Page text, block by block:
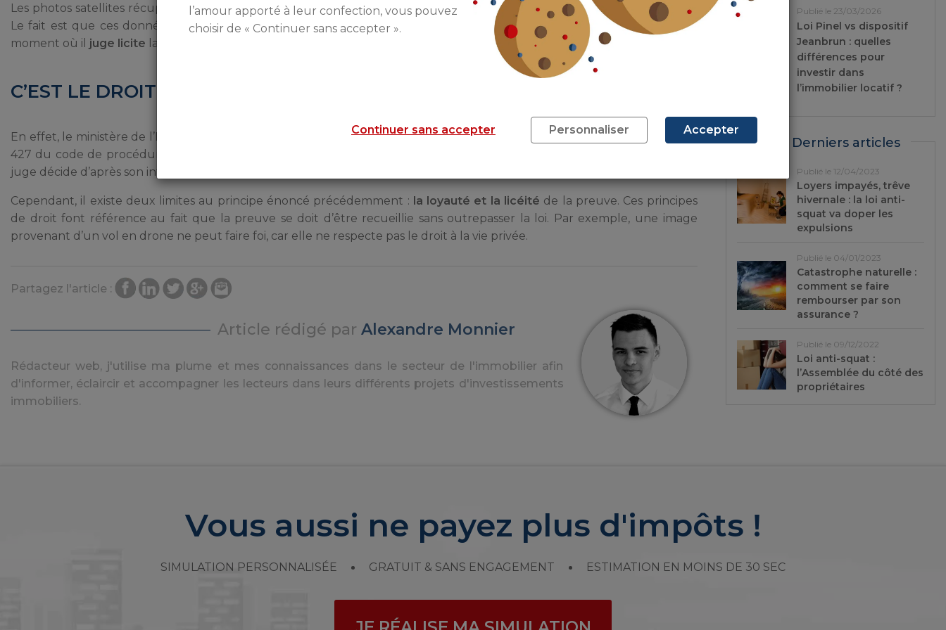
Les photos satellites récupérées ne sont pas directement récoltées par des officiers de police judicaire, mais pas des tiers.
Le fait est que ces données sont publiques et à la disponibilité de tous. Le juge est en droit de s’en servir, à partir du
moment où il juge licite la valeur de celles-ci.
C’EST LE DROIT PÉNAL QUI LE DIT !
En effet, le ministère de l’Intérieur se réfère au principe de liberté dans l’établissement de la preuve, en vue de l’article
427 du code de procédure pénale indiquant que « les infractions peuvent être établies par tout mode de preuve et le
juge décide d’après son intime conviction ».
Cependant, il existe deux limites au principe énoncé précédemment : la loyauté et la licéité de la preuve. Ces principes
de droit font référence au fait que la preuve se doit d’être recueillie sans outrepasser la loi. Par exemple, une image
provenant d’un vol en drone ne peut faire foi, car elle ne respecte pas le droit à la vie privée.
Partagez l'article :
Article rédigé parAlexandre Monnier
Rédacteur web, j'utilise ma plume et mes connaissances dans le secteur de l'immobilier afin
d'informer, éclaircir et accompagner les lecteurs dans leurs différents projets d'investissements
immobiliers.
Publié le 23/03/2026
Loi Pinel vs dispositif
Jeanbrun : quelles
différences pour
investir dans
l’immobilier locatif ?
Derniers articles
Publié le 12/04/2023
Loyers impayés, trêve
hivernale : la loi anti-
squat va doper les
expulsions
Publié le 04/01/2023
Catastrophe naturelle :
comment se faire
rembourser par son
assurance ?
Publié le 09/12/2022
Loi anti-squat :
l’Assemblée du côté des
propriétaires
Vous aussi ne payez plus d'impôts !
SIMULATION PERSONNALISÉE GRATUIT & SANS ENGAGEMENT ESTIMATION EN MOINS DE 30 SEC
l’amour apporté à leur confection, vous pouvez
choisir de « Continuer sans accepter ».
Continuer sans accepter Personnaliser Accepter